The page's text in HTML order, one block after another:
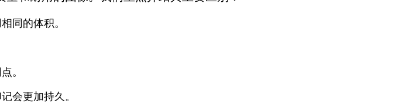
同的体积。
。
会更加持久。